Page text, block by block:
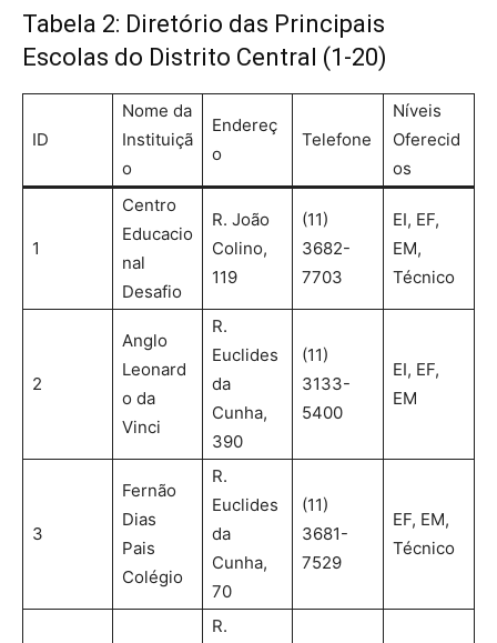
Tabela 2: Diretório das Principais
Escolas do Distrito Central (1-20)
ID
Nome da
Instituiçã
o
Endereç
o
Telefone
Níveis
Oferecid
os
1
Centro
Educacio
nal
Desafio
R. João
Colino,
119
(11)
3682-
7703
EI, EF,
EM,
Técnico
2
Anglo
Leonard
o da
Vinci
R.
Euclides
da
Cunha,
390
(11)
3133-
5400
EI, EF,
EM
3
Fernão
Dias
Pais
Colégio
R.
Euclides
da
Cunha,
70
(11)
3681-
7529
EF, EM,
Técnico
R.